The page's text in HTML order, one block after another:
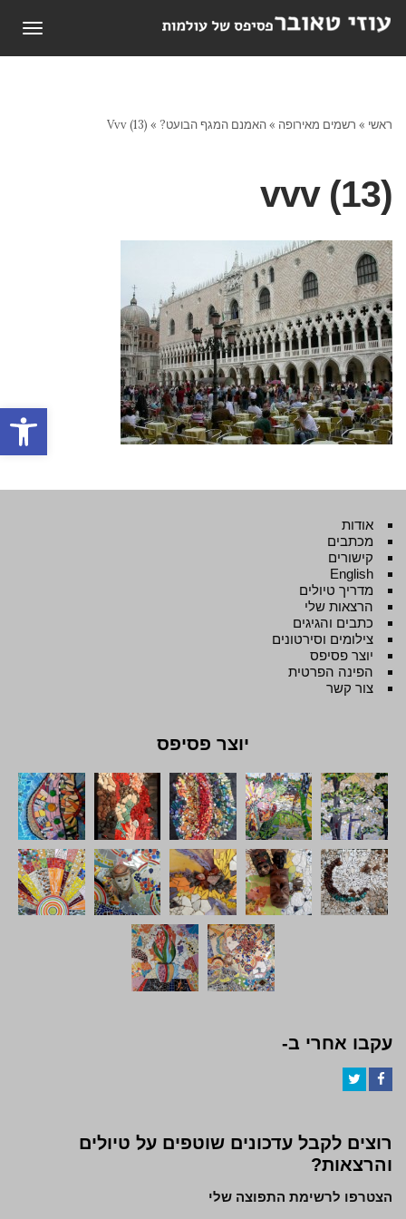
פתח
ראשי » רשמים מאירופה »האמנם המגף הבועט? »
Vvv (13)
vvv (13)
אודות
מכתבים
קישורים
English
מדריך טיולים
הרצאות שלי
כתבים והגיגים
צילומים וסירטונים
יוצר פסיפס
הפינה הפרטית
צור קשר
יוצר פסיפס
עקבו אחרי ב-
רוצים לקבל עדכונים שוטפים על טיולים
והרצאות?
הצטרפו לרשימת התפוצה שלי